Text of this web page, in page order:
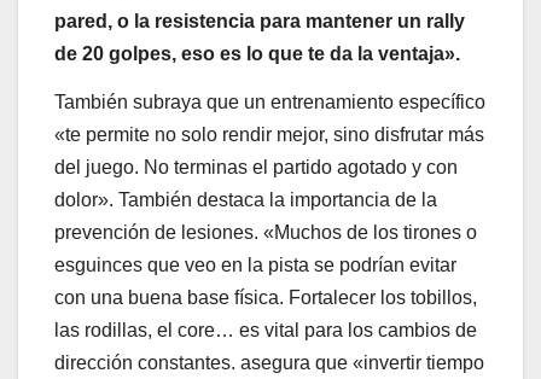
pared, o la resistencia para mantener un rally
de 20 golpes, eso es lo que te da la ventaja».
También subraya que un entrenamiento específico
«te permite no solo rendir mejor, sino disfrutar más
del juego. No terminas el partido agotado y con
dolor». También destaca la importancia de la
prevención de lesiones. «Muchos de los tirones o
esguinces que veo en la pista se podrían evitar
con una buena base física. Fortalecer los tobillos,
las rodillas, el core… es vital para los cambios de
dirección constantes. asegura que «invertir tiempo